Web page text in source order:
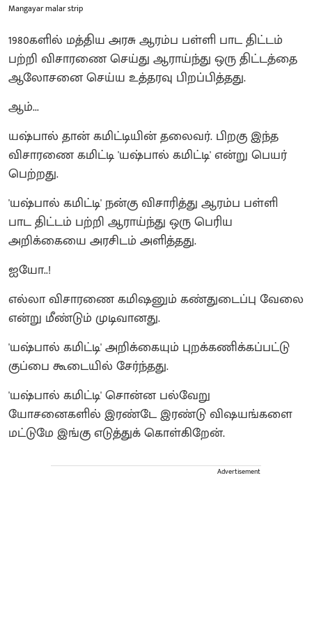
Mangayar malar strip
1980களில் மத்திய அரசு ஆரம்ப பள்ளி பாட திட்டம்
பற்றி விசாரணை செய்து ஆராய்ந்து ஒரு திட்டத்தை
ஆலோசனை செய்ய உத்தரவு பிறப்பித்தது.
ஆம்...
யஷ்பால் தான் கமிட்டியின் தலைவர். பிறகு இந்த
விசாரணை கமிட்டி 'யஷ்பால் கமிட்டி' என்று பெயர்
பெற்றது.
'யஷ்பால் கமிட்டி' நன்கு விசாரித்து ஆரம்ப பள்ளி
பாட திட்டம் பற்றி ஆராய்ந்து ஒரு பெரிய
அறிக்கையை அரசிடம் அளித்தது.
ஐயோ..!
எல்லா விசாரணை கமிஷனும் கண்துடைப்பு வேலை
என்று மீண்டும் முடிவானது.
'யஷ்பால் கமிட்டி' அறிக்கையும் புறக்கணிக்கப்பட்டு
குப்பை கூடையில் சேர்ந்தது.
'யஷ்பால் கமிட்டி' சொன்ன பல்வேறு
யோசனைகளில் இரண்டே இரண்டு விஷயங்களை
மட்டுமே இங்கு எடுத்துக் கொள்கிறேன்.
Advertisement